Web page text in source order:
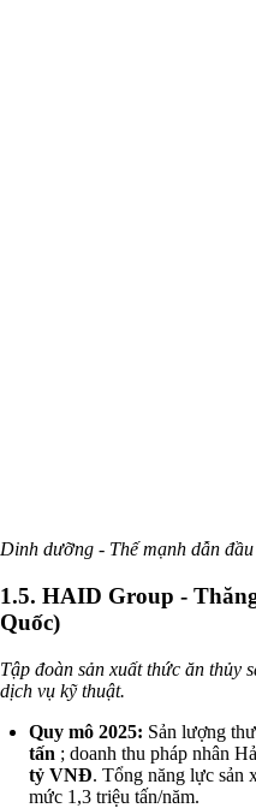
Dinh dưỡng - Thế mạnh dẫn
1.5. HAID Group -
Quốc)
Tập đoàn sản xuất thức ăn thủy
dịch vụ kỹ thuật.
Quy mô 2025: Sản lượng
tấn ; doanh thu pháp nhân
tỷ VNĐ. Tổng năng lực sản
mức 1,3 triệu tấn/năm.